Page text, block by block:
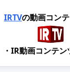
IRTVの動画コン
・IR動画コンテ